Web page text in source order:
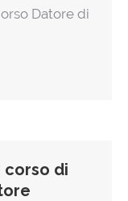
Datore di
corso di